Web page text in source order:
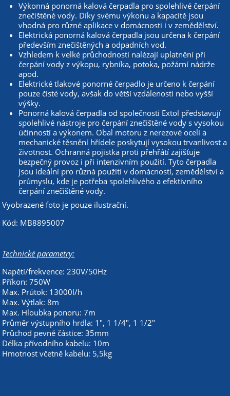
Výkonná ponorná kalová čerpadla pro spolehlivé čerpání
znečištěné vody. Díky svému výkonu a kapacitě jsou
vhodná pro různé aplikace v domácnosti i v zemědělství.
Elektrická ponorná kalová čerpadla jsou určena k čerpání
především znečištěných a odpadních vod.
Vzhledem k velké průchodnosti nalézají uplatnění při
čerpání vody z výkopu, rybníka, potoka, požární nádrže
apod.
Elektrické tlakové ponorné čerpadlo je určeno k čerpání
pouze čisté vody, avšak do větší vzdálenosti nebo vyšší
výšky.
Ponorná kalová čerpadla od společnosti Extol představují
spolehlivé nástroje pro čerpání znečištěné vody s vysokou
účinností a výkonem. Obal motoru z nerezové oceli a
mechanické těsnění hřídele poskytují vysokou trvanlivost a
životnost. Ochranná pojistka proti přehřátí zajišťuje
bezpečný provoz i při intenzivním použití. Tyto čerpadla
jsou ideální pro různá použití v domácnosti, zemědělství a
průmyslu, kde je potřeba spolehlivého a efektivního
čerpání znečištěné vody.
Vyobrazené foto je pouze ilustrační.
Kód: MB8895007
Technické parametry:
Napětí/frekvence: 230V/50Hz
Příkon: 750W
Max. Průtok: 13000l/h
Max. Výtlak: 8m
Max. Hloubka ponoru: 7m
Průměr výstupního hrdla: 1", 1 1/4", 1 1/2"
Průchod pevné částice: 35mm
Délka přívodního kabelu: 10m
Hmotnost včetně kabelu: 5,5kg